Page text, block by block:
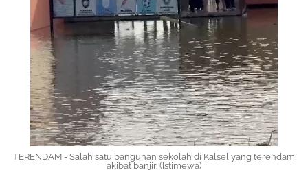
TERENDAM - Salah satu bangunan sekolah di Kalsel yang terendam
akibat banjir. (Istimewa)